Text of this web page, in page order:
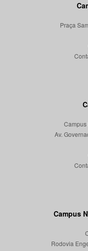
Praça
Campus
Av.
Campus
Rodovia